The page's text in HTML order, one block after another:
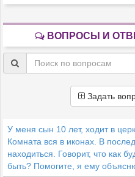
ВОПРОСЫ И
Задать
У меня сын 10 лет, ходит в
Комната вся в иконах. В
находиться. Говорит, что как
быть? Помогите, я ему